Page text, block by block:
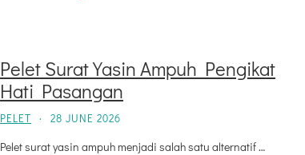
Pelet Surat Yasin Ampuh Pengikat
Hati Pasangan
PELET · 28 JUNE 2026
Pelet surat yasin ampuh menjadi salah satu alternatif …